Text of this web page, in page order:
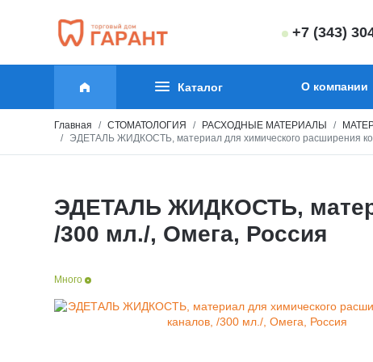
+7 (343)
Каталог О компании
Главная СТОМАТОЛОГИЯ РАСХОДНЫЕ МАТЕРИАЛЫ
ЭДЕТАЛЬ ЖИДКОСТЬ, материал для химического расширения
ЭДЕТАЛЬ ЖИДКОСТЬ,
/300 мл./, Омега, Россия
Много